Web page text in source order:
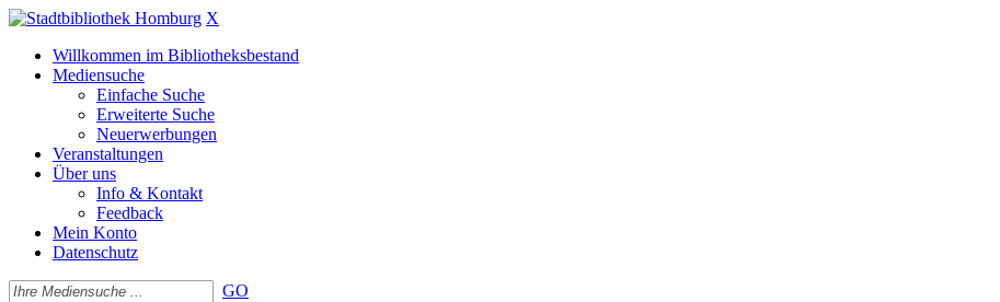
X
Willkommen im Bibliotheksbestand
Mediensuche
Einfache Suche
Erweiterte Suche
Neuerwerbungen
Veranstaltungen
Über uns
Info & Kontakt
Feedback
Mein Konto
Datenschutz
GO